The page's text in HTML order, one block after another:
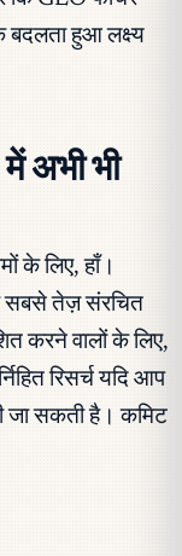
बदलता हुआ लक्ष्य
अभी भी
के लिए, हाँ।
सबसे तेज़ संरचित
करने वालों के लिए,
रिसर्च यदि आप
जा सकती है। कमिट